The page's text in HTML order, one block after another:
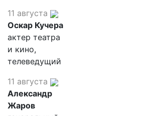
11 августа
Оскар Кучера
актер театра
и кино,
телеведущий
11 августа
Александр
Жаров